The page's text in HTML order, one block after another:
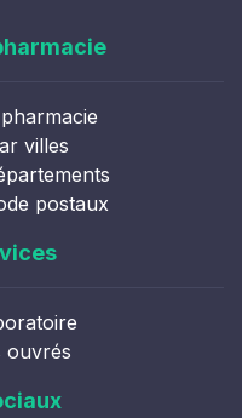
villes
postaux
ouvrés